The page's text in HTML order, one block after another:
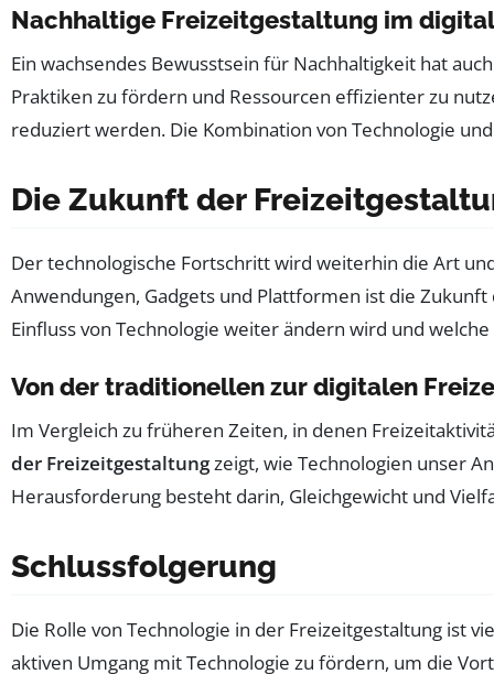
Nachhaltige Freizeitgestaltung im
Ein wachsendes Bewusstsein für Nachhaltigkeit hat
Praktiken zu fördern und Ressourcen effizienter zu
reduziert werden. Die Kombination von Technologie
Die Zukunft der
Der technologische Fortschritt wird weiterhin die Art
Anwendungen, Gadgets und Plattformen ist die
Einfluss von Technologie weiter ändern wird und
Von der traditionellen zur digitalen
Im Vergleich zu früheren Zeiten, in denen
der Freizeitgestaltungzeigt, wie Technologien unser
Herausforderung besteht darin, Gleichgewicht und
Schlussfolgerung
Die Rolle von Technologie in der Freizeitgestaltung ist
aktiven Umgang mit Technologie zu fördern, um die